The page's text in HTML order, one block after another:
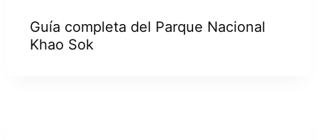
Guía completa del Parque Nacional
Khao Sok